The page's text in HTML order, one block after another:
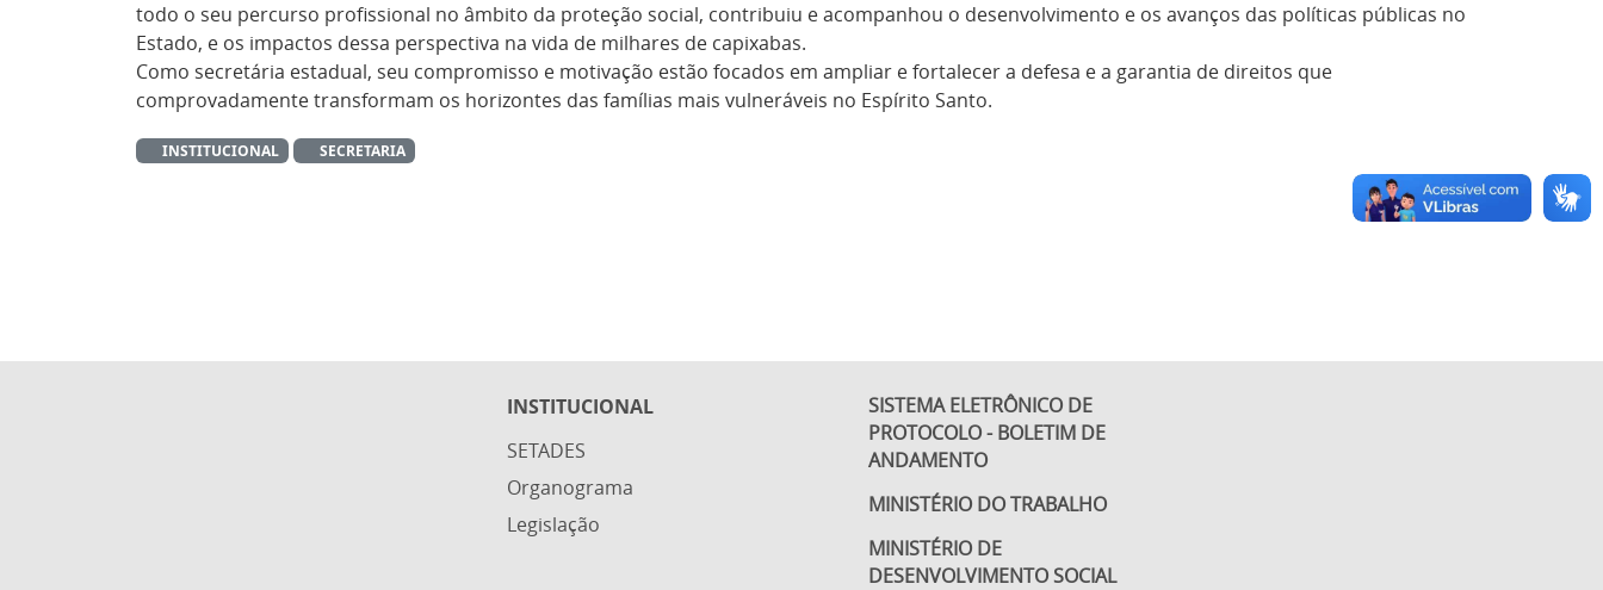
todo o seu percurso profissional no âmbito da proteção social, contribuiu e acompanhou o desenvolvimento e os avanços das políticas públicas no
Estado, e os impactos dessa perspectiva na vida de milhares de capixabas.
Como secretária estadual, seu compromisso e motivação estão focados em ampliar e fortalecer a defesa e a garantia de direitos que
comprovadamente transformam os horizontes das famílias mais vulneráveis no Espírito Santo.
INSTITUCIONAL SECRETARIA
INSTITUCIONAL
SETADES
Organograma
Legislação
SISTEMA ELETRÔNICO DE
PROTOCOLO - BOLETIM DE
ANDAMENTO
MINISTÉRIO DO TRABALHO
MINISTÉRIO DE
DESENVOLVIMENTO SOCIAL